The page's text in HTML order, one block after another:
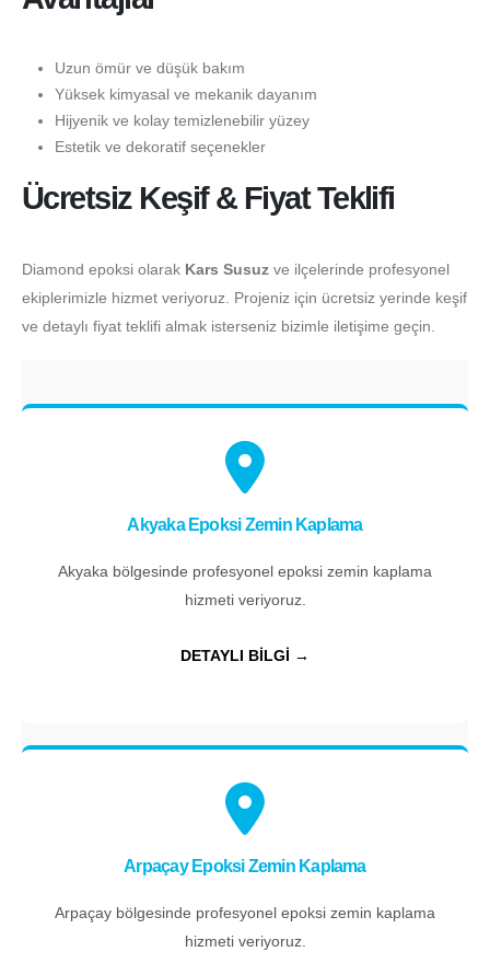
Uzun ömür ve düşük bakım
Yüksek kimyasal ve mekanik dayanım
Hijyenik ve kolay temizlenebilir yüzey
Estetik ve dekoratif seçenekler
Ücretsiz Keşif & Fiyat Teklifi
Diamond epoksi olarak Kars Susuz ve ilçelerinde profesyonel
ekiplerimizle hizmet veriyoruz. Projeniz için ücretsiz yerinde keşif
ve detaylı fiyat teklifi almak isterseniz bizimle iletişime geçin.
Akyaka Epoksi Zemin Kaplama
Akyaka bölgesinde profesyonel epoksi zemin kaplama
hizmeti veriyoruz.
DETAYLI BİLGİ →
Arpaçay Epoksi Zemin Kaplama
Arpaçay bölgesinde profesyonel epoksi zemin kaplama
hizmeti veriyoruz.